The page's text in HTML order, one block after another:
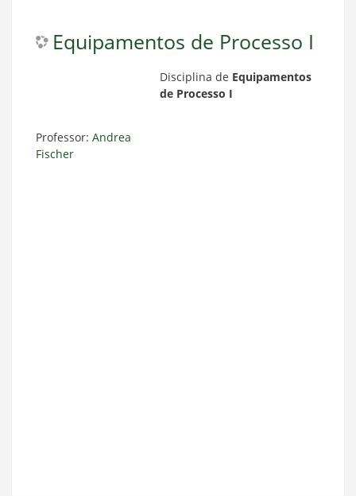
Equipamentos de Processo I
Disciplina de Equipamentos
de Processo I
Professor: Andrea
Fischer